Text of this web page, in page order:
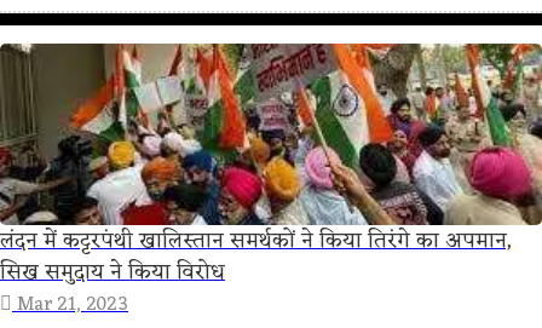
लंदन में कट्टरपंथी खालिस्तान समर्थकों ने किया तिरंगे का अपमान,
सिख समुदाय ने किया विरोध
Mar 21, 2023